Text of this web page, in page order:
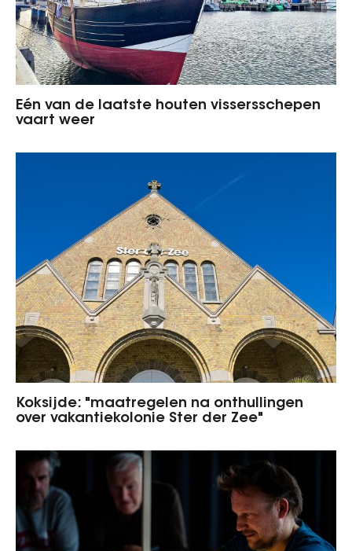
Eén van de laatste houten vissersschepen
vaart weer
Koksijde: "maatregelen na onthullingen
over vakantiekolonie Ster der Zee"